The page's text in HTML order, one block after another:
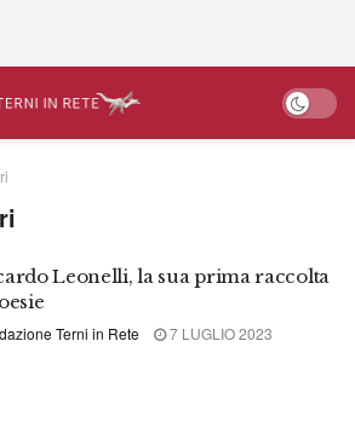
Leonelli, la sua prima raccolta
Terni in Rete 7 LUGLIO 2023